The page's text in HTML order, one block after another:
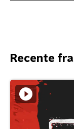
Recente